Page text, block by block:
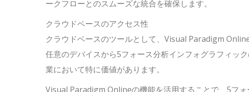
ークフローとのスムーズな統合を確保します。
クラウドベースのアクセス性
クラウドベースのツールとして、Visual Paradigm
任意のデバイスから5フォース分析インフォグラフィッ
業において特に価値があります。
Visual Paradigm Onlineの機能を活用することで、5フ